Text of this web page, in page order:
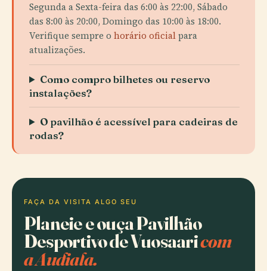
Segunda a Sexta-feira das 6:00 às 22:00, Sábado
das 8:00 às 20:00, Domingo das 10:00 às 18:00.
Verifique sempre o horário oficialpara
atualizações.
Como compro bilhetes ou reservo
instalações?
O pavilhão é acessível para cadeiras de
rodas?
FAÇA DA VISITA ALGO SEU
Planeie e ouça Pavilhão
Desportivo de Vuosaaricom
a Audiala.